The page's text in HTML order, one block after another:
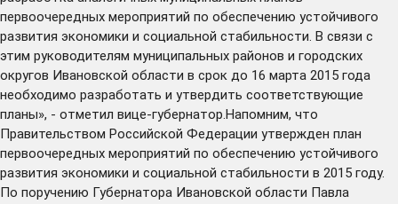
первоочередных мероприятий по обеспечению устойчивого
развития экономики и социальной стабильности. В связи с
этим руководителям муниципальных районов и городских
округов Ивановской области в срок до 16 марта 2015 года
необходимо разработать и утвердить соответствующие
планы», - отметил вице-губернатор.Напомним, что
Правительством Российской Федерации утвержден план
первоочередных мероприятий по обеспечению устойчивого
развития экономики и социальной стабильности в 2015 году.
По поручению Губернатора Ивановской области Павла